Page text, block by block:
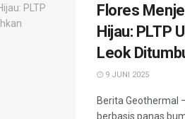
Flores
Hijau: PLTP
Leok
9 JUNI 2025
Berita Geothermal
berbasis panas